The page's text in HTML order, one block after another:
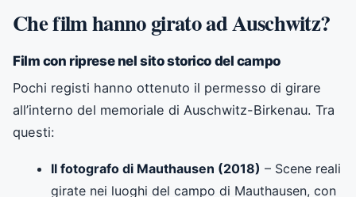
Che film hanno girato ad Auschwitz?
Film con riprese nel sito storico del campo
Pochi registi hanno ottenuto il permesso di girare
all’interno del memoriale di Auschwitz-Birkenau. Tra
questi:
Il fotografo di Mauthausen (2018) – Scene reali
girate nei luoghi del campo di Mauthausen, con